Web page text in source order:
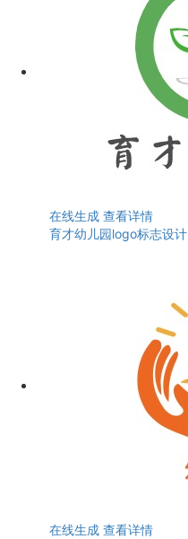
在线生成 查看详情
育才幼儿园logo标志设计
在线生成 查看详情